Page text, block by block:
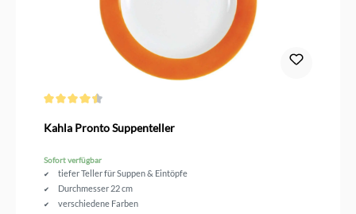
Kahla Pronto Suppenteller
Sofort verfügbar
tiefer Teller für Suppen & Eintöpfe
Durchmesser 22 cm
verschiedene Farben